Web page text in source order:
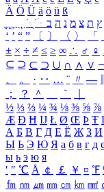
Ä Ö Ü ä ö ü ß
ִֶֹ ֻּ ׁׂ ץ ת צ מ נ ה ב
‘ ’ “ ” 〔 〕 〈 〉 「
± × ÷ ≠ ≤ ≥ ∞ ∴ ♂ ♀
⊆ ⊇ ⊂ ⊃ ∪ ∩ ∧ ∨
、
。 · ‥ … ¨ 〃 ―
；
？ ＾ ｀
½ ⅓ ⅔ ¼ ¾ ⅛ ⅜ ⅝ ⅞
Æ Ð Ħ Ĳ Ł Ø Œ Þ Ŧ
А Б В Г Д Е Ё Ж З И
Ы Ь Э Ю Я а б в г д
ы ь э ю я
′ ″ ℃ Å ￠ ￡ ￥ ¤ ℉
㎙ ㎚ ㎛ ㎜ ㎝ ㎞ ㎟